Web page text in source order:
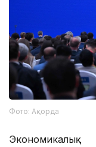
Фото: Ақорда